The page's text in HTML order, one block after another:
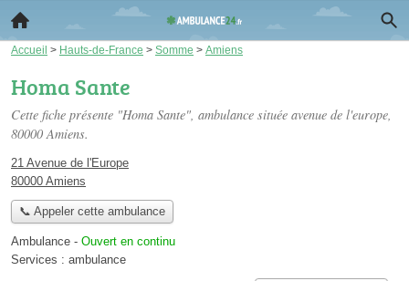
Accueil > Hauts-de-France > Somme > Amiens
Homa Sante
Cette fiche présente "Homa Sante", ambulance située avenue de l'europe,
80000 Amiens.
21 Avenue de l'Europe
80000 Amiens
📞 Appeler cette ambulance
Ambulance - Ouvert en continu
Services : ambulance